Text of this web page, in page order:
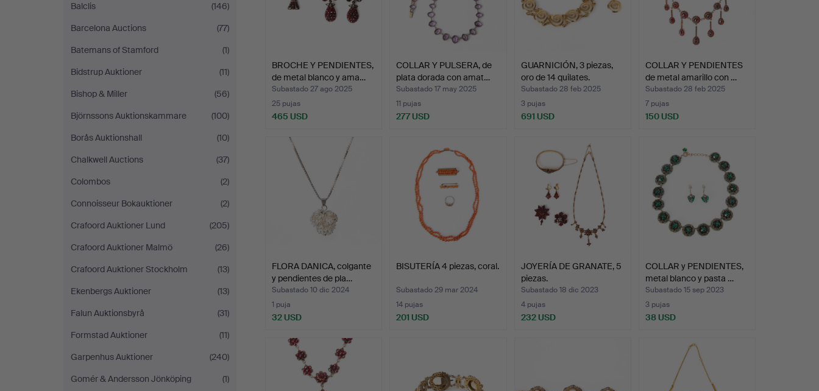
Balclis
(146)
Barcelona Auctions
(77)
Batemans of Stamford
(1)
Bidstrup Auktioner
(11)
Bishop & Miller
(56)
Björnssons Auktionskammare
(100)
Borås Auktionshall
(10)
Chalkwell Auctions
(37)
Colombos
(2)
Connoisseur Bokauktioner
(2)
Crafoord Auktioner Lund
(205)
Crafoord Auktioner Malmö
(26)
Crafoord Auktioner Stockholm
(13)
Ekenbergs Auktioner
(13)
Falun Auktionsbyrå
(31)
Formstad Auktioner
(11)
Garpenhus Auktioner
(240)
Gomér & Andersson Jönköping
(1)
BROCHE Y PENDIENTES,
de metal blanco y ama…
Subastado 27 ago 2025
25 pujas
465 USD
COLLAR Y PULSERA, de
plata dorada con amat…
Subastado 17 may 2025
11 pujas
277 USD
GUARNICIÓN, 3 piezas,
oro de 14 quilates.
Subastado 28 feb 2025
3 pujas
691 USD
COLLAR Y PENDIENTES
de metal amarillo con …
Subastado 28 feb 2025
7 pujas
150 USD
FLORA DANICA, colgante
y pendientes de pla…
Subastado 10 dic 2024
1 puja
32 USD
BISUTERÍA 4 piezas, coral.
Subastado 29 mar 2024
14 pujas
201 USD
JOYERÍA DE GRANATE, 5
piezas.
Subastado 18 dic 2023
4 pujas
232 USD
COLLAR y PENDIENTES,
metal blanco y pasta …
Subastado 15 sep 2023
3 pujas
38 USD